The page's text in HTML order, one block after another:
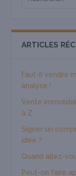
ARTICLES
Faut-il vendre
analyse !
Vente
à Z
Signer un
idée ?
Quand allez-
Peut-on faire